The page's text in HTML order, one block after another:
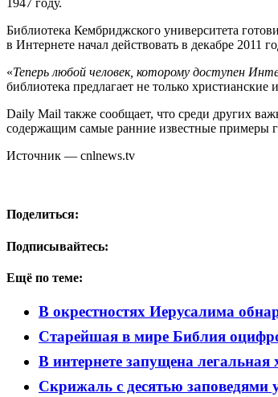
1947 году.
Библиотека Кембриджского университета
в Интернете начал действовать в декабре 2011
«Теперь любой человек, которому доступен
библиотека предлагает не только
Daily Mail также сообщает, что среди других
содержащим самые ранние известные примеры
Источник — cnlnews.tv
Поделиться:
Подписывайтесь:
Ещё по теме:
В окрестностях Иерусалима
Старейшая в мире Библия
В интернете запущена легальная
Скрижаль с десятью заповедями